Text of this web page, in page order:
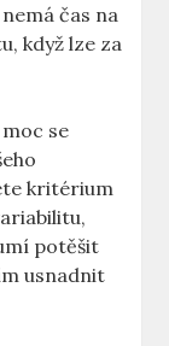
čas na
když lze za
se
kritérium
potěšit
usnadnit